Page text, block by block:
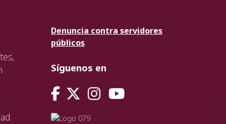
Denuncia contra servidores
públicos
Síguenos en